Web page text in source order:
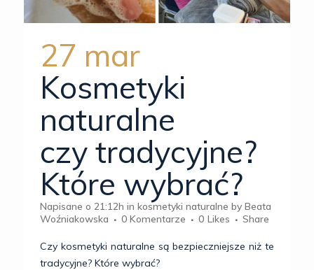
27 mar
Kosmetyki
naturalne
czy tradycyjne?
Które wybrać?
Napisane o 21:12h in kosmetyki naturalne by Beata
Woźniakowska
0 Komentarze 0 Likes Share
Czy kosmetyki naturalne są bezpieczniejsze niż te
tradycyjne? Które wybrać?